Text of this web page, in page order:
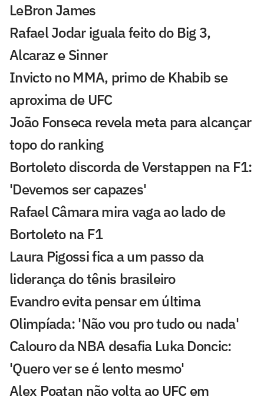
LeBron James
Rafael Jodar iguala feito do Big 3,
Alcaraz e Sinner
Invicto no MMA, primo de Khabib se
aproxima de UFC
João Fonseca revela meta para alcançar
topo do ranking
Bortoleto discorda de Verstappen na F1:
'Devemos ser capazes'
Rafael Câmara mira vaga ao lado de
Bortoleto na F1
Laura Pigossi fica a um passo da
liderança do tênis brasileiro
Evandro evita pensar em última
Olimpíada: 'Não vou pro tudo ou nada'
Calouro da NBA desafia Luka Doncic:
'Quero ver se é lento mesmo'
Alex Poatan não volta ao UFC em